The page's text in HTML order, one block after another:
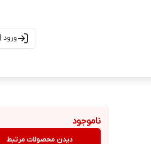
ورود
ناموجود
دیدن محصولات مرتبط